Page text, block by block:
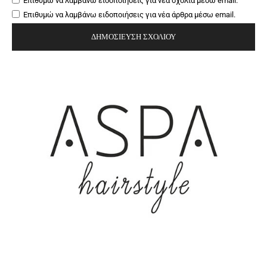
Επιθυμώ να λαμβάνω ειδοποιήσεις για νέα άρθρα μέσω email.